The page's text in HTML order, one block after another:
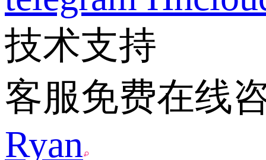
技术支持
客服免费在线
Ryan